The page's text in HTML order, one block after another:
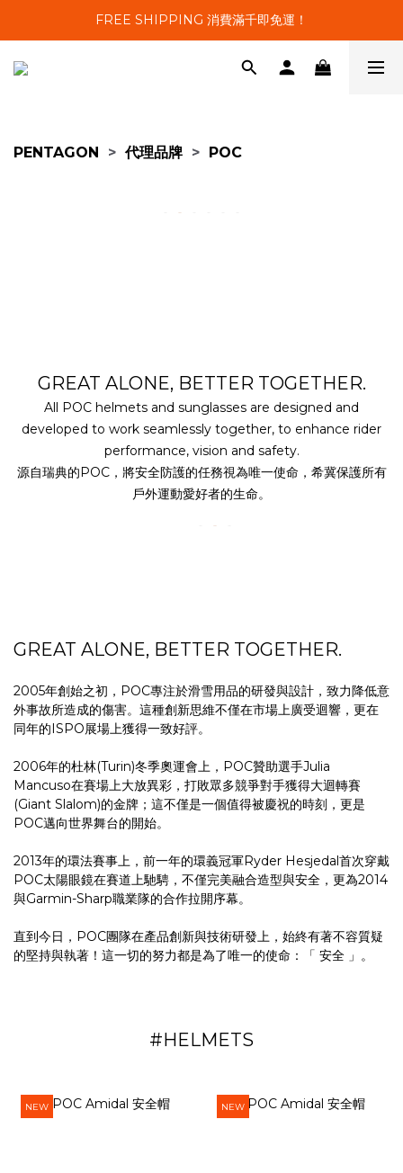
FREE SHIPPING 消費滿千即免運！
PENTAGON >代理品牌 > POC
GREAT ALONE, BETTER TOGETHER.
All POC helmets and sunglasses are designed and
developed to work seamlessly together, to enhance rider
performance, vision and safety.
源自瑞典的POC，將安全防護的任務視為唯一使命，希冀保護所有
戶外運動愛好者的生命。
GREAT ALONE, BETTER TOGETHER.
2005年創始之初，POC專注於滑雪用品的研發與設計，致力降低意
外事故所造成的傷害。這種創新思維不僅在市場上廣受迴響，更在
同年的ISPO展場上獲得一致好評。
2006年的杜林(Turin)冬季奧運會上，POC贊助選手Julia
Mancuso在賽場上大放異彩，打敗眾多競爭對手獲得大迴轉賽
(Giant Slalom)的金牌；這不僅是一個值得被慶祝的時刻，更是
POC邁向世界舞台的開始。
2013年的環法賽事上，前一年的環義冠軍Ryder Hesjedal首次穿戴
POC太陽眼鏡在賽道上馳騁，不僅完美融合造型與安全，更為2014
與Garmin-Sharp職業隊的合作拉開序幕。
直到今日，POC團隊在產品創新與技術研發上，始終有著不容質疑
的堅持與執著！這一切的努力都是為了唯一的使命：「 安全 」。
#HELMETS
NEW NEW